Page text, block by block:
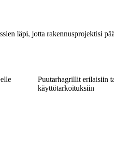
läpi, jotta rakennusprojektisi
Puutarhagrillit erilaisiin
käyttötarkoituksiin